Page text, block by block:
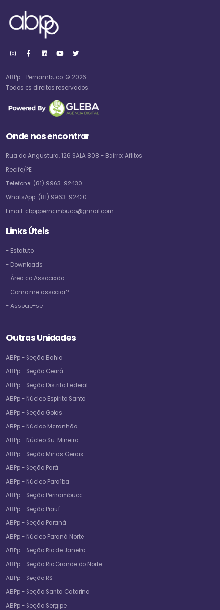
ABPp - Pernambuco. © 2026.
Todos os direitos reservados.
Onde nos encontrar
Rua da Angustura, 126 SALA 808 - Bairro: Aflitos
Recife/PE
Telefone: (81) 9963-92430
WhatsApp: (81) 9963-92430
Email: abpppernambuco@gmail.com
Links Úteis
- Estatuto
- Downloads
- Área do Associado
- Como me associar?
- Associe-se
Outras Unidades
ABPp - Seção Bahia
ABPp - Seção Ceará
ABPp - Seção Distrito Federal
ABPp - Núcleo Espirito Santo
ABPp - Seção Goias
ABPp - Núcleo Maranhão
ABPp - Núcleo Sul Mineiro
ABPp - Seção Minas Gerais
ABPp - Seção Pará
ABPp - Núcleo Paraíba
ABPp - Seção Pernambuco
ABPp - Seção Piauí
ABPp - Seção Paraná
ABPp - Núcleo Paraná Norte
ABPp - Seção Rio de Janeiro
ABPp - Seção Rio Grande do Norte
ABPp - Seção RS
ABPp - Seção Santa Catarina
ABPp - Seção Sergipe